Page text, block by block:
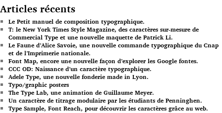
Articles récents
Le Petit manuel de composition typographique.
T: le New York Times Style Magazine, des caractères sur-mesure de
Commercial Type et une nouvelle maquette de Patrick Li.
Le Faune d’Alice Savoie, une nouvelle commande typographique du Cnap
et de l’Imprimerie nationale.
Font Map, encore une nouvelle façon d’explorer les Google fontes.
CCC OD: Naissance d’un caractère typographique.
Adele Type, une nouvelle fonderie made in Lyon.
Typo/graphic posters
The Type Lab, une animation de Guillaume Meyer.
Un caractère de titrage modulaire par les étudiants de Penninghen.
Type Sample, Font Reach, pour découvrir les caractères grâce au web.